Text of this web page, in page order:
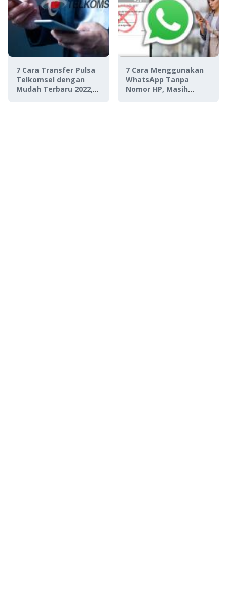
7 Cara Transfer Pulsa
Telkomsel dengan
Mudah Terbaru 2022,
7 Cara Menggunakan
WhatsApp Tanpa
Nomor HP, Masih